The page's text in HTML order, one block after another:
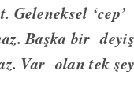
Geleneksel
Başka bir
Var olan tek